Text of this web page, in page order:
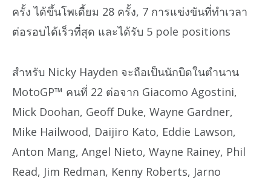
ครั้ง ได้ขึ้นโพเดี้ยม 28 ครั้ง, 7 การแข่งขันที่ทำเวลา
ต่อรอบได้เร็วที่สุด และได้รับ 5 pole positions
สำหรับ Nicky Hayden จะถือเป็นนักบิดในตำนาน
MotoGP™ คนที่ 22 ต่อจาก Giacomo Agostini,
Mick Doohan, Geoff Duke, Wayne Gardner,
Mike Hailwood, Daijiro Kato, Eddie Lawson,
Anton Mang, Angel Nieto, Wayne Rainey, Phil
Read, Jim Redman, Kenny Roberts, Jarno